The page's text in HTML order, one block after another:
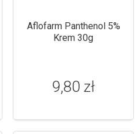
Aflofarm Panthenol 5%
Krem 30g
9,80 zł